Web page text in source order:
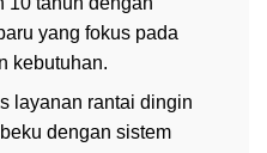
yang fokus pada
kebutuhan.
layanan rantai dingin
dengan sistem